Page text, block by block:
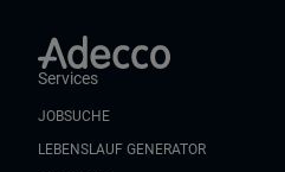
Services
JOBSUCHE
LEBENSLAUF GENERATOR